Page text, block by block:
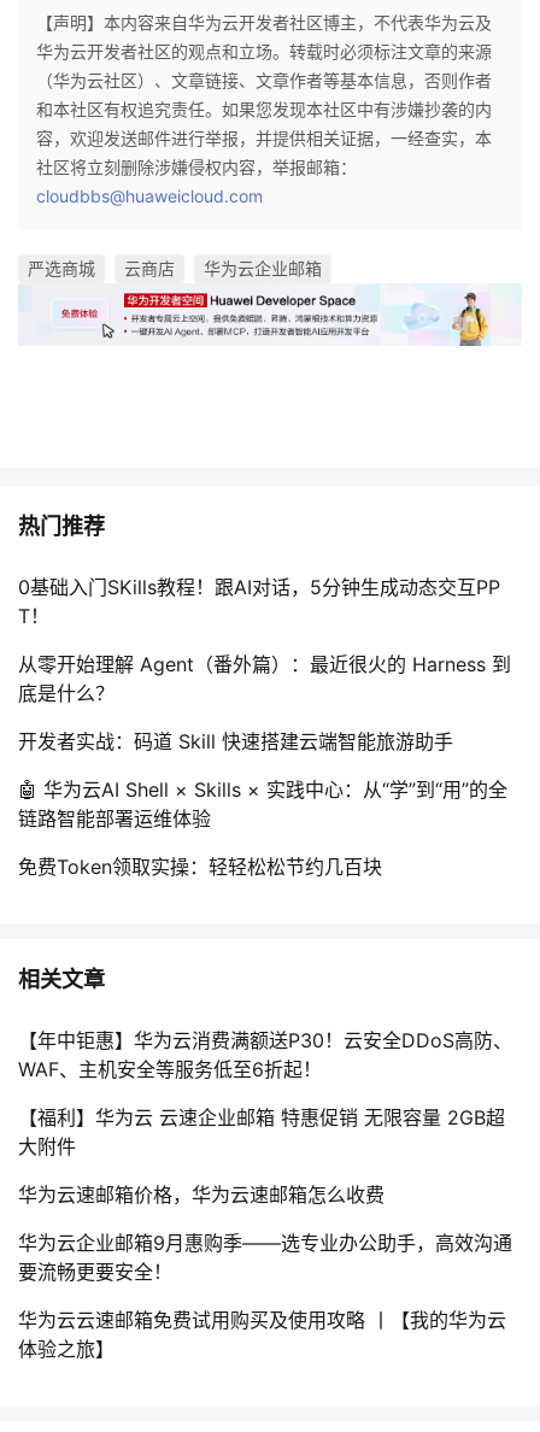
【声明】本内容来自华为云开发者社区博主，不代表华为云及
华为云开发者社区的观点和立场。转载时必须标注文章的来源
（华为云社区）、文章链接、文章作者等基本信息，否则作者
和本社区有权追究责任。如果您发现本社区中有涉嫌抄袭的内
容，欢迎发送邮件进行举报，并提供相关证据，一经查实，本
社区将立刻删除涉嫌侵权内容，举报邮箱：
cloudbbs@huaweicloud.com
严选商城 云商店 华为云企业邮箱
热门推荐
0基础入门SKills教程！跟AI对话，5分钟生成动态交互PP
T！
从零开始理解 Agent（番外篇）：最近很火的 Harness 到
底是什么？
开发者实战：码道 Skill 快速搭建云端智能旅游助手
🤖 华为云AI Shell × Skills × 实践中心：从“学”到“用”的全
链路智能部署运维体验
免费Token领取实操：轻轻松松节约几百块
相关文章
【年中钜惠】华为云消费满额送P30！云安全DDoS高防、
WAF、主机安全等服务低至6折起！
【福利】华为云 云速企业邮箱 特惠促销 无限容量 2GB超
大附件
华为云速邮箱价格，华为云速邮箱怎么收费
华为云企业邮箱9月惠购季——选专业办公助手，高效沟通
要流畅更要安全！
华为云云速邮箱免费试用购买及使用攻略 丨【我的华为云
体验之旅】